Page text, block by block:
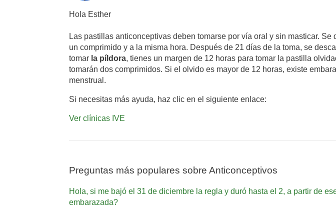
Hola Esther
Las pastillas anticonceptivas deben tomarse por vía oral y sin masticar.
un comprimido y a la misma hora. Después de 21 días de la toma, se
tomar la píldora, tienes un margen de 12 horas para tomar la pastilla
tomarán dos comprimidos. Si el olvido es mayor de 12 horas, existe
menstrual.
Si necesitas más ayuda, haz clic en el siguiente enlace:
Ver clínicas IVE
Preguntas más populares sobre Anticonceptivos
Hola, si me bajó el 31 de diciembre la regla y duró hasta el 2, a partir de
embarazada?